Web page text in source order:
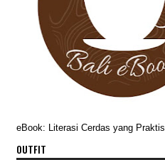
eBook: Literasi Cerdas yang Praktis
OUTFIT